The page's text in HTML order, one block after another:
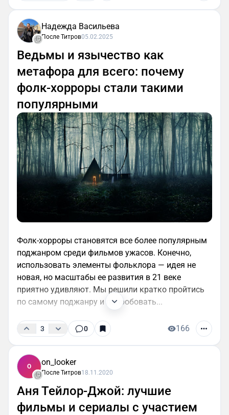
Надежда Васильева
После Титров05.02.2025
Ведьмы и язычество как
метафора для всего: почему
фолк-хорроры стали такими
популярными
Фолк-хорроры становятся все более популярным
поджанром среди фильмов ужасов. Конечно,
использовать элементы фольклора — идея не
новая, но масштабы ее развития в 21 веке
приятно удивляют. Мы решили кратко пройтись
по самому поджанру и попробовать...
3 0 166
O on_looker
После Титров18.11.2020
Аня Тейлор-Джой: лучшие
фильмы и сериалы с участием